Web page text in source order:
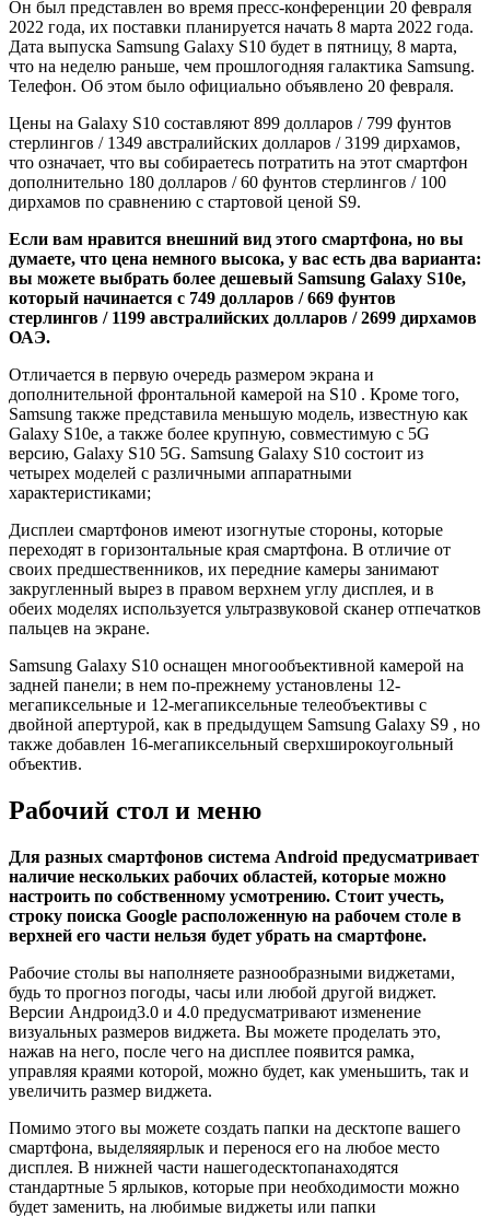
Он был представлен во время пресс-конференции 20 февраля
2022 года, их поставки планируется начать 8 марта 2022 года.
Дата выпуска Samsung Galaxy S10 будет в пятницу, 8 марта,
что на неделю раньше, чем прошлогодняя галактика Samsung.
Телефон. Об этом было официально объявлено 20 февраля.
Цены на Galaxy S10 составляют 899 долларов / 799 фунтов
стерлингов / 1349 австралийских долларов / 3199 дирхамов,
что означает, что вы собираетесь потратить на этот смартфон
дополнительно 180 долларов / 60 фунтов стерлингов / 100
дирхамов по сравнению с стартовой ценой S9.
Если вам нравится внешний вид этого смартфона, но вы
думаете, что цена немного высока, у вас есть два варианта:
вы можете выбрать более дешевый Samsung Galaxy S10e,
который начинается с 749 долларов / 669 фунтов
стерлингов / 1199 австралийских долларов / 2699 дирхамов
ОАЭ.
Отличается в первую очередь размером экрана и
дополнительной фронтальной камерой на S10 . Кроме того,
Samsung также представила меньшую модель, известную как
Galaxy S10e, а также более крупную, совместимую с 5G
версию, Galaxy S10 5G. Samsung Galaxy S10 состоит из
четырех моделей с различными аппаратными
характеристиками;
Дисплеи смартфонов имеют изогнутые стороны, которые
переходят в горизонтальные края смартфона. В отличие от
своих предшественников, их передние камеры занимают
закругленный вырез в правом верхнем углу дисплея, и в
обеих моделях используется ультразвуковой сканер отпечатков
пальцев на экране.
Samsung Galaxy S10 оснащен многообъективной камерой на
задней панели; в нем по-прежнему установлены 12-
мегапиксельные и 12-мегапиксельные телеобъективы с
двойной апертурой, как в предыдущем Samsung Galaxy S9 , но
также добавлен 16-мегапиксельный сверхширокоугольный
объектив.
Рабочий стол и меню
Для разных смартфонов система Android предусматривает
наличие нескольких рабочих областей, которые можно
настроить по собственному усмотрению. Стоит учесть,
строку поиска Google расположенную на рабочем столе в
верхней его части нельзя будет убрать на смартфоне.
Рабочие столы вы наполняете разнообразными виджетами,
будь то прогноз погоды, часы или любой другой виджет.
Версии Андроид3.0 и 4.0 предусматривают изменение
визуальных размеров виджета. Вы можете проделать это,
нажав на него, после чего на дисплее появится рамка,
управляя краями которой, можно будет, как уменьшить, так и
увеличить размер виджета.
Помимо этого вы можете создать папки на десктопе вашего
смартфона, выделяяярлык и перенося его на любое место
дисплея. В нижней части нашегодесктопанаходятся
стандартные 5 ярлыков, которые при необходимости можно
будет заменить, на любимые виджеты или папки